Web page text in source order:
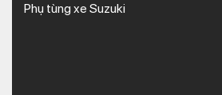
Phụ tùng xe Suzuki